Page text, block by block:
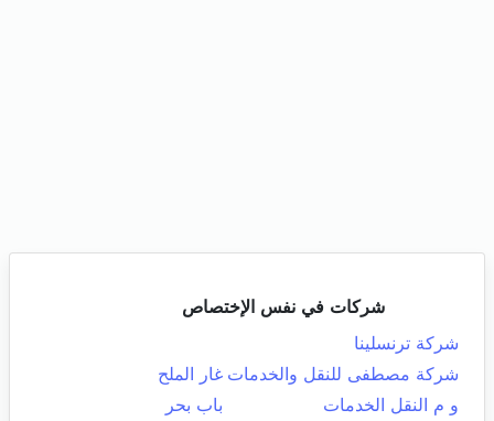
شركات في نفس الإختصاص
شركة ترنسلينا
شركة مصطفى للنقل والخدمات غار الملح
و م النقل الخدمات
باب بحر